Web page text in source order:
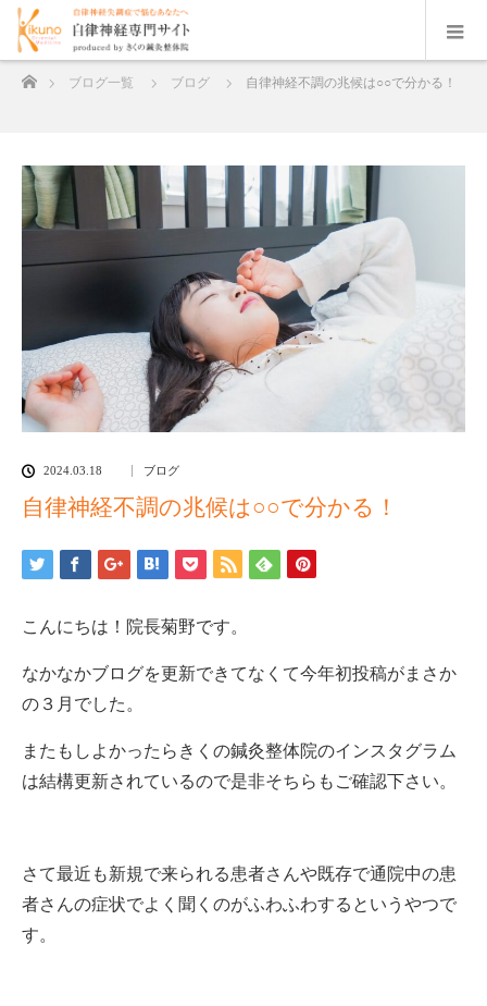
ホームブログ一覧 ブログ 自律神経不調の兆候は○○で分かる！
2024.03.18 ブログ
自律神経不調の兆候は○○で分かる！
こんにちは！院長菊野です。
なかなかブログを更新できてなくて今年初投稿がまさか
の３月でした。
またもしよかったらきくの鍼灸整体院のインスタグラム
は結構更新されているので是非そちらもご確認下さい。
さて最近も新規で来られる患者さんや既存で通院中の患
者さんの症状でよく聞くのがふわふわするというやつで
す。